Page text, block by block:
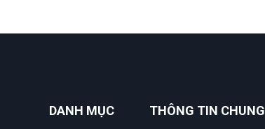
DANH MỤC THÔNG TIN CHUNG